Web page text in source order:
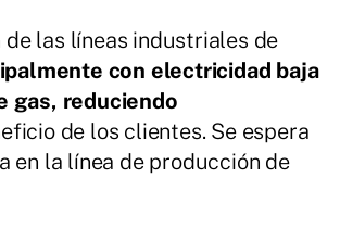
las líneas industriales de
con electricidad baja
gas, reduciendo
de los clientes. Se espera
en la línea de producción de